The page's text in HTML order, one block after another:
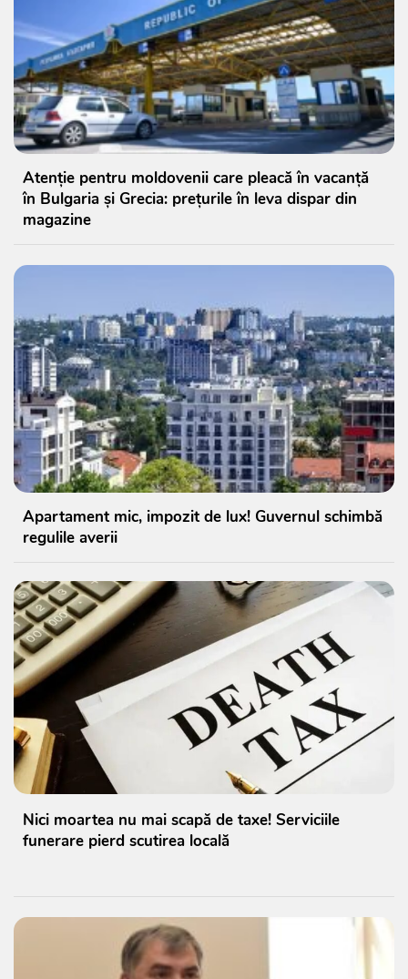
Atenție pentru moldovenii care pleacă în vacanță
în Bulgaria și Grecia: prețurile în leva dispar din
magazine
Apartament mic, impozit de lux! Guvernul schimbă
regulile averii
Nici moartea nu mai scapă de taxe! Serviciile
funerare pierd scutirea locală